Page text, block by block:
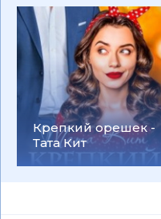
Крепкий орешек -
Тата Кит